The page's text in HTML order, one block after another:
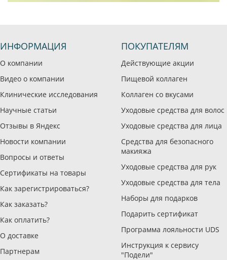
ИНФОРМАЦИЯ
О компании
Видео о компании
Клинические исследования
Научные статьи
Отзывы в Яндекс
Новости компании
Вопросы и ответы
Сертификаты на товары
Как зарегистрироваться?
Как заказать?
Как оплатить?
О доставке
Партнерам
ПОКУПАТЕЛЯМ
Действующие акции
Пищевой коллаген
Коллаген со вкусами
Уходовые средства для волос
Уходовые средства для лица
Средства для безопасного
макияжа
Уходовые средства для рук
Уходовые средства для тела
Наборы для подарков
Подарить сертификат
Программа лояльности UDS
Инструкция к сервису
"Подели"